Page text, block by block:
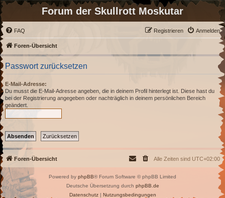
Forum der Skullrott Moskutar
FAQ Anmelden
Registrieren
Foren-Übersicht
Passwort zurücksetzen
E-Mail-Adresse:
Du musst die E-Mail-Adresse angeben, die in deinem Profil hinterlegt ist. Diese hast du
bei der Registrierung angegeben oder nachträglich in deinem persönlichen Bereich
geändert.
Foren-Übersicht Alle Zeiten sind UTC+02:00
Powered by phpBB® Forum Software © phpBB Limited
Deutsche Übersetzung durch phpBB.de
Datenschutz| Nutzungsbedingungen